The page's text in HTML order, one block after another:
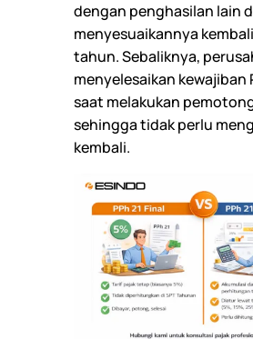
dengan penghasilan lain
menyesuaikannya
tahun. Sebaliknya,
menyelesaikan kewajiban
saat melakukan
sehingga tidak perlu
kembali.